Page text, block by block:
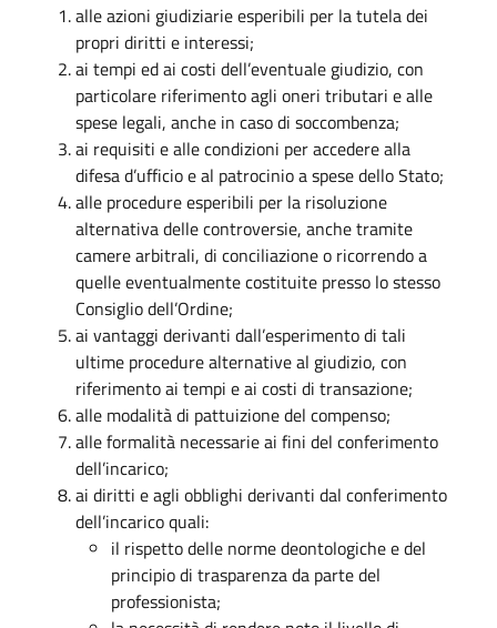
alle azioni giudiziarie esperibili per la tutela dei
propri diritti e interessi;
ai tempi ed ai costi dell’eventuale giudizio, con
particolare riferimento agli oneri tributari e alle
spese legali, anche in caso di soccombenza;
ai requisiti e alle condizioni per accedere alla
difesa d’ufficio e al patrocinio a spese dello Stato;
alle procedure esperibili per la risoluzione
alternativa delle controversie, anche tramite
camere arbitrali, di conciliazione o ricorrendo a
quelle eventualmente costituite presso lo stesso
Consiglio dell’Ordine;
ai vantaggi derivanti dall’esperimento di tali
ultime procedure alternative al giudizio, con
riferimento ai tempi e ai costi di transazione;
alle modalità di pattuizione del compenso;
alle formalità necessarie ai fini del conferimento
dell’incarico;
ai diritti e agli obblighi derivanti dal conferimento
dell’incarico quali:
il rispetto delle norme deontologiche e del
principio di trasparenza da parte del
professionista;